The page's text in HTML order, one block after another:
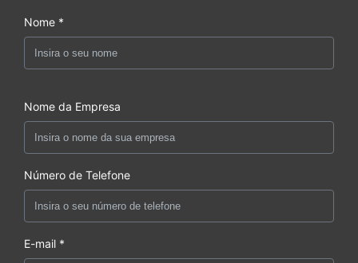
Nome *
Nome da Empresa
Número de Telefone
E-mail *